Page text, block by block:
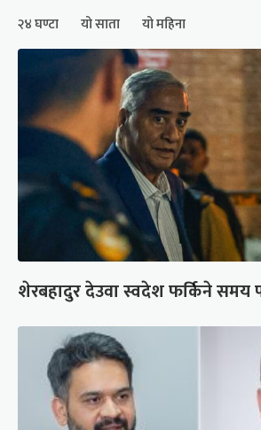
२४ घण्टा यो साता यो महिना
शेरबहादुर देउवा स्वदेश फर्किने समय